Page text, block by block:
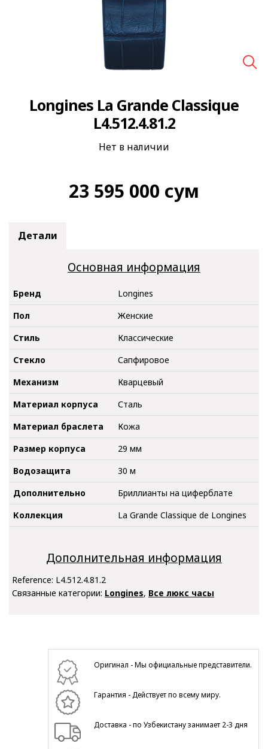
Longines La Grande Classique
L4.512.4.81.2
Нет в наличии
23 595 000 сум
Детали
Основная информация
Бренд
Longines
Пол
Женские
Стиль
Классические
Стекло
Сапфировое
Механизм
Кварцевый
Материал корпуса
Сталь
Материал браслета
Кожа
Размер корпуса
29 мм
Водозащита
30 м
Дополнительно
Бриллианты на циферблате
Коллекция
La Grande Classique de Longines
Дополнительная информация
Reference: L4.512.4.81.2
Связанные категории: Longines, Все люкс часы
Оригинал - Мы официальные представители.
Гарантия - Действует по всему миру.
Доставка - по Узбекистану занимает 2-3 дня